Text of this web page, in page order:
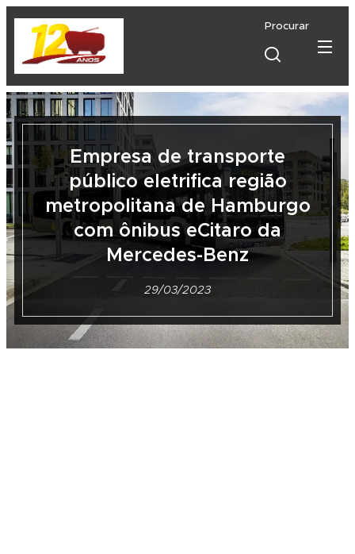
Procurar
Empresa de transporte
público eletrifica região
metropolitana de Hamburgo
com ônibus eCitaro da
Mercedes-Benz
29/03/2023